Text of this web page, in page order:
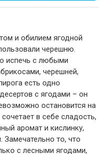
и обилием ягодной
черешню.
испечь с любыми
черешней,
есть одно
с ягодами – он
остановится на
в себе сладость,
аромат и кислинку,
то, что
с лесными ягодами,